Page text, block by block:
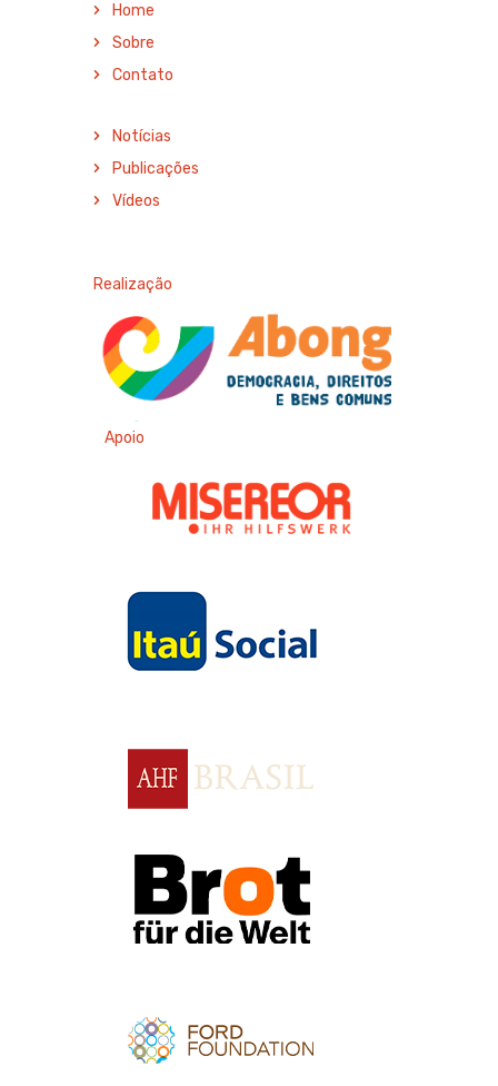
Home
Sobre
Contato
Notícias
Publicações
Vídeos
Realização
Apoio